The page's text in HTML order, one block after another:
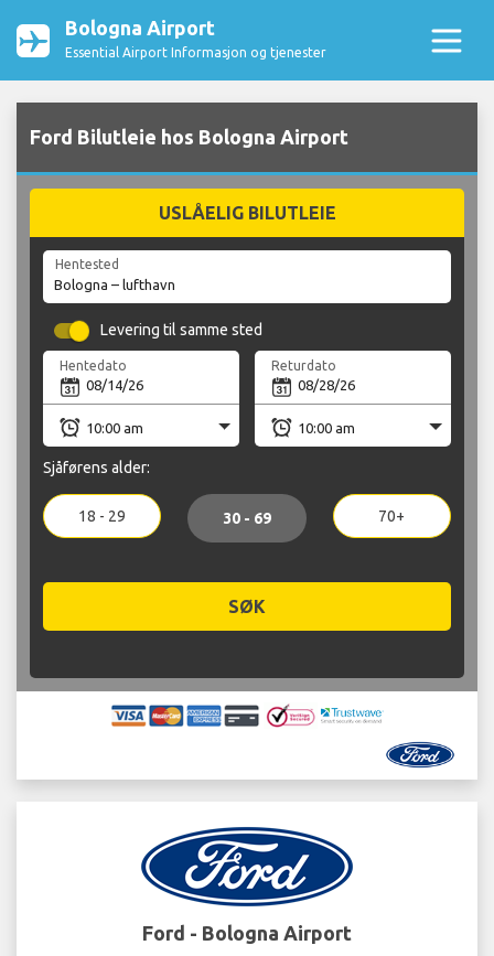
Bologna Airport
Essential Airport Informasjon og tjenester
Ford Bilutleie hos Bologna Airport
USLÅELIG BILUTLEIE
Hentested
Levering til samme sted
Hentedato Returdato
Sjåførens alder:
18 - 29 30 - 69 70+
SØK
Ford - Bologna Airport